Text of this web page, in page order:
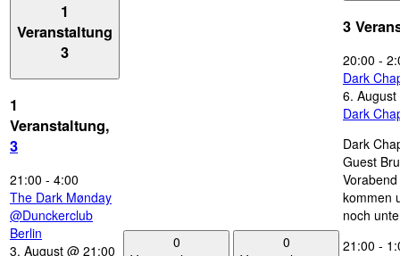
1
Veranstaltung
3
1
Veranstaltung,
3
21:00 - 4:00
The Dark Mønday
@Dunckerclub
Berlin
3. August @ 21:00
0
0
3
20:00 -
Dark
6.
Dark
Dark
Guest
kommen
noch
21:00 -